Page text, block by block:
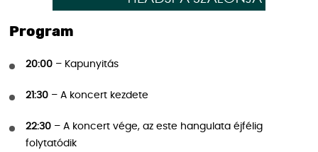
Program
20:00 – Kapunyitás
21:30 – A koncert kezdete
22:30 – A koncert vége, az este hangulata éjfélig
folytatódik